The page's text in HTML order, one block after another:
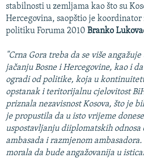
stabilnosti u zemljama kao što su
Hercegovina, saopštio je koordinator
politiku Foruma 2010 Branko
"Crna Gora treba da se više
jačanju Bosne i Hercegovine, kao i
ogradi od politike, koja u
opstanak i teritorijalnu cjelovitost
priznala nezavisnost Kosova, što je
je propustila da u isto vrijeme
uspostavljanju diiplomatskih odnosa
ambasada i razmjenom
morala da bude angažovanija u